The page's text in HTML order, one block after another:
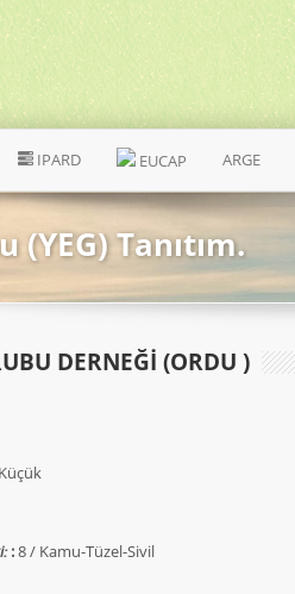
IPARD EUCAP ARGE
Tanıtım.
DERNEĞİ (ORDU )
Küçük
:8 / Kamu-Tüzel-Sivil